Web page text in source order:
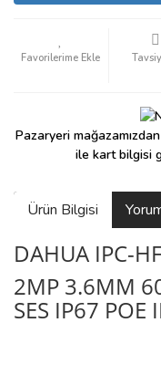
Pazaryeri
ile kart bilgisi
Ürün Bilgisi
DAHUA IPC-
2MP 3.6MM
SES IP67 POE